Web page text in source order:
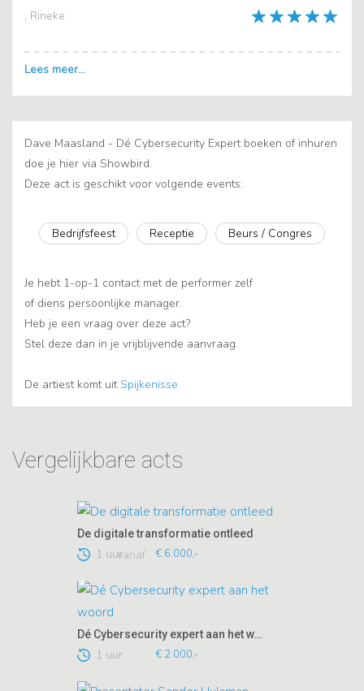
, Rineke
Dave Maasland - Dé Cybersecurity Expert boeken of inhuren
doe je hier via Showbird.
Deze act is geschikt voor volgende events:
Bedrijfsfeest Receptie Beurs / Congres
Je hebt 1-op-1 contact met de performer zelf
of diens persoonlijke manager.
Heb je een vraag over deze act?
Stel deze dan in je vrijblijvende aanvraag.
De artiest komt uitSpijkenisse
Vergelijkbare acts
De digitale transformatie ontleed
1 uurvanaf € 6.000,-
Dé Cybersecurity expert aan het woord
1 uur € 2.000,-